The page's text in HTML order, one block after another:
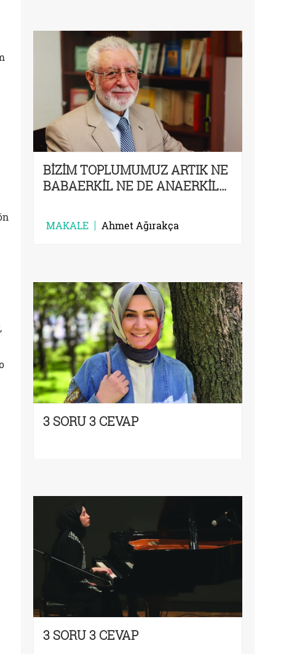
BİZİM TOPLUMUMUZ ARTIK NE
BABAERKİL NE DE ANAERKİL…
MAKALE Ahmet Ağırakça
3 SORU 3 CEVAP
3 SORU 3 CEVAP